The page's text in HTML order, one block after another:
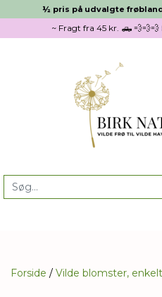
½ pris på udvalgte
~ Fragt fra 45 kr. 🛻
Forside Vilde blomster,